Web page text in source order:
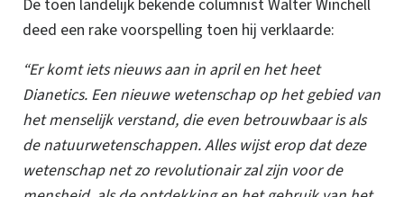
De toen landelijk bekende columnist Walter Winchell
deed een rake voorspelling toen hij verklaarde:
“Er komt iets nieuws aan in april en het heet
Dianetics. Een nieuwe wetenschap op het gebied van
het menselijk verstand, die even betrouwbaar is als
de natuurwetenschappen.Alles wijst erop dat deze
wetenschap net zo revolutionair zal zijn voor de